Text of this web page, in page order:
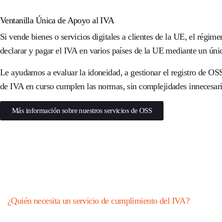
Ventanilla Única de Apoyo al IVA
Si vende bienes o servicios digitales a clientes de la UE, el
declarar y pagar el IVA en varios países de la UE mediante un
Le ayudamos a evaluar la idoneidad, a gestionar el registro de
de IVA en curso cumplen las normas, sin complejidades
Más información sobre nuestros servicios de OSS
¿Quién necesita un servicio de cumplimiento del IVA?